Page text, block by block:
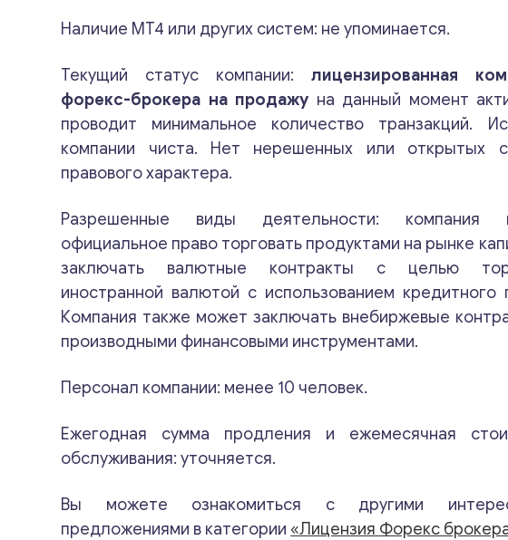
Ваши
Наличие МТ4 или других систем: не упоминается.
Текущий статус компании: лицензированная
форекс-брокера на продажу на данный момент
проводит минимальное количество транзакций.
компании чиста. Нет нерешенных или открытых
правового характера.
Разрешенные виды деятельности: компания
официальное право торговать продуктами на рынке
заключать валютные контракты с целью
иностранной валютой с использованием кредитного
Компания также может заключать внебиржевые
производными финансовыми инструментами.
Персонал компании: менее 10 человек.
Ежегодная сумма продления и ежемесячная
обслуживания: уточняется.
Вы можете ознакомиться с другими
предложениями в категории «Лицензия Форекс